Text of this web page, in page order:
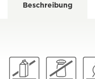
Beschreibung